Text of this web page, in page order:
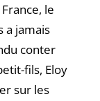
le
a jamais
conter
fils, Eloy
sur les